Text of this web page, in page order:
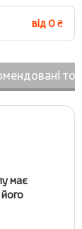
від 0 ₴
має